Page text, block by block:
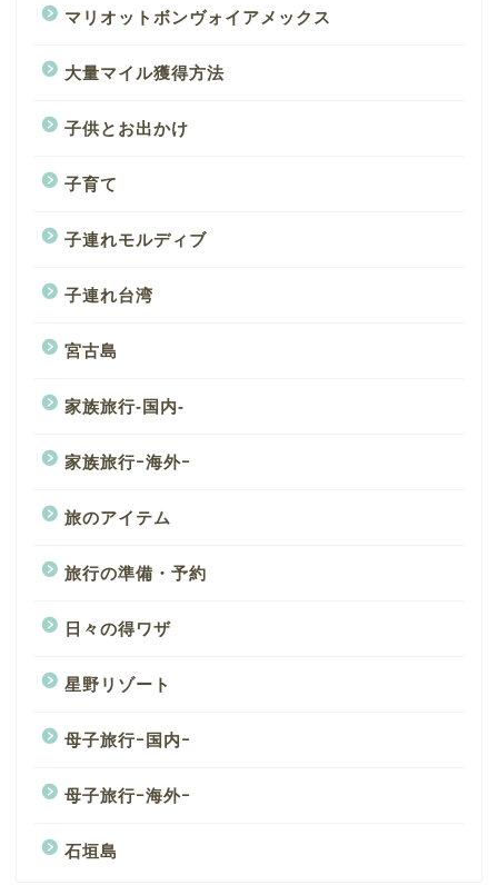
マリオットボンヴォイアメックス
大量マイル獲得方法
子供とお出かけ
子育て
子連れモルディブ
子連れ台湾
宮古島
家族旅行-国内-
家族旅行ｰ海外ｰ
旅のアイテム
旅行の準備・予約
日々の得ワザ
星野リゾート
母子旅行ｰ国内ｰ
母子旅行ｰ海外ｰ
石垣島